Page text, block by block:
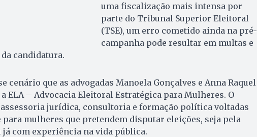
uma fiscalização mais intensa por
parte do Tribunal Superior Eleitoral
(TSE), um erro cometido ainda na pré-
campanha pode resultar em multas e
da candidatura.
cenário que as advogadas Manoela Gonçalves e Anna Raquel
ELA – Advocacia Eleitoral Estratégica para Mulheres. O
jurídica, consultoria e formação política voltadas
mulheres que pretendem disputar eleições, seja pela
com experiência na vida pública.